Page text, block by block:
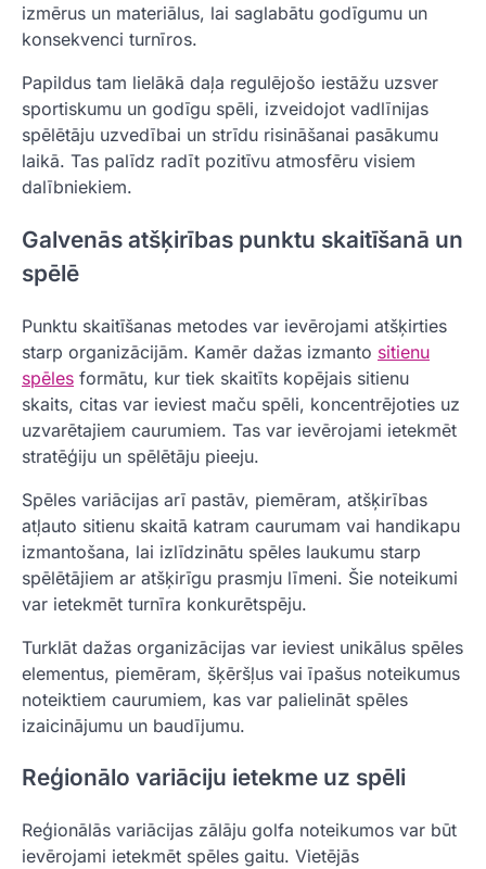
izmērus un materiālus, lai saglabātu godīgumu un
konsekvenci turnīros.
Papildus tam lielākā daļa regulējošo iestāžu uzsver
sportiskumu un godīgu spēli, izveidojot vadlīnijas
spēlētāju uzvedībai un strīdu risināšanai pasākumu
laikā. Tas palīdz radīt pozitīvu atmosfēru visiem
dalībniekiem.
Galvenās atšķirības punktu skaitīšanā un
spēlē
Punktu skaitīšanas metodes var ievērojami atšķirties
starp organizācijām. Kamēr dažas izmanto sitienu
spēles formātu, kur tiek skaitīts kopējais sitienu
skaits, citas var ieviest maču spēli, koncentrējoties uz
uzvarētajiem caurumiem. Tas var ievērojami ietekmēt
stratēģiju un spēlētāju pieeju.
Spēles variācijas arī pastāv, piemēram, atšķirības
atļauto sitienu skaitā katram caurumam vai handikapu
izmantošana, lai izlīdzinātu spēles laukumu starp
spēlētājiem ar atšķirīgu prasmju līmeni. Šie noteikumi
var ietekmēt turnīra konkurētspēju.
Turklāt dažas organizācijas var ieviest unikālus spēles
elementus, piemēram, šķēršļus vai īpašus noteikumus
noteiktiem caurumiem, kas var palielināt spēles
izaicinājumu un baudījumu.
Reģionālo variāciju ietekme uz spēli
Reģionālās variācijas zālāju golfa noteikumos var būt
ievērojami ietekmēt spēles gaitu. Vietējās